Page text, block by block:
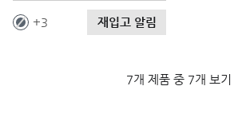
3 재입고 알림
7개 제품 중 7개 보기